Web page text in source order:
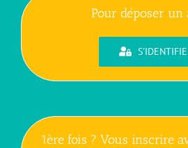
Pour déposer un
1ère fois ? Vous inscrire